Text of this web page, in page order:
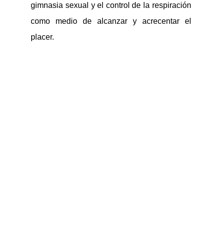
gimnasia sexual y el control de la respiración
como medio de alcanzar y acrecentar el
placer.